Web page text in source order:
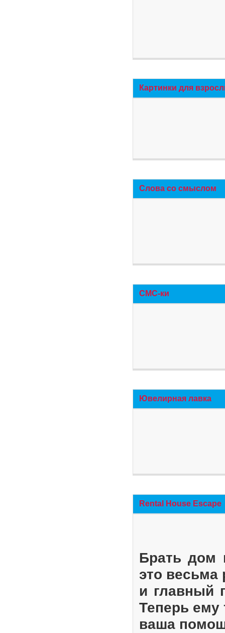
Картинки для
Слова со смыслом
СМС-ки
Ювелирная лавка
Rental House Escape
Брать дом
это весьма
и главный
Теперь ему
ваша